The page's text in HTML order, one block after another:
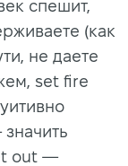
спешит,
(как
не даете
set fire
out —